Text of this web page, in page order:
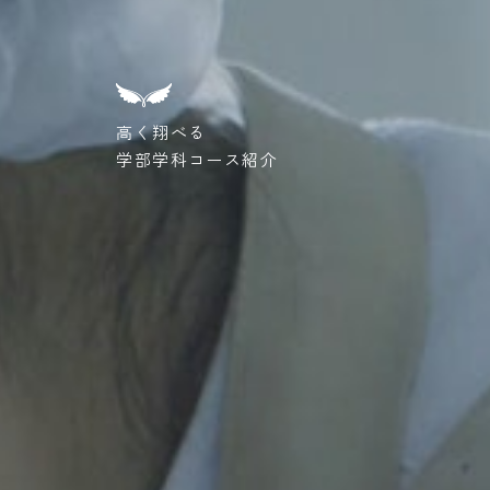
高く翔べる
学部学科コース紹介